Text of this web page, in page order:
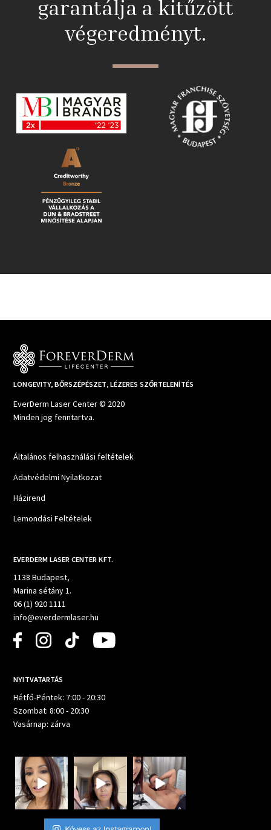
garantálja a kitűzött
végeredményt.
LONGEVITY, BŐRSZÉPÉSZET, LÉZERES SZŐRTELENÍTÉS
EverDerm Laser Center © 2020
Minden jog fenntartva.
Általános felhasználási feltételek
Adatvédelmi Nyilatkozat
Házirend
Lemondási Feltételek
EVERDERM LASER CENTER KFT.
1138 Budapest,
Marina sétány 1.
06 (1) 920 1111
info@everdermlaser.hu
NYITVATARTÁS
Hétfő-Péntek: 7:00 - 20:30
Szombat: 8:00 - 20:30
Vasárnap: zárva